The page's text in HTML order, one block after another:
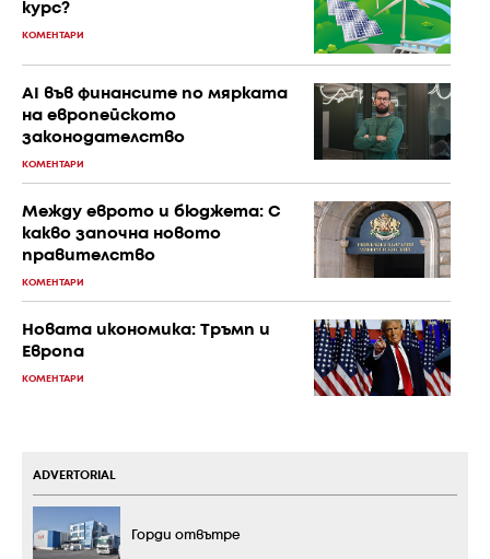
курс?
КОМЕНТАРИ
AI във финансите по мярката
на европейското
законодателство
КОМЕНТАРИ
Между еврото и бюджета: С
какво започна новото
правителство
КОМЕНТАРИ
Новата икономика: Тръмп и
Европа
КОМЕНТАРИ
ADVERTORIAL
Горди отвътре